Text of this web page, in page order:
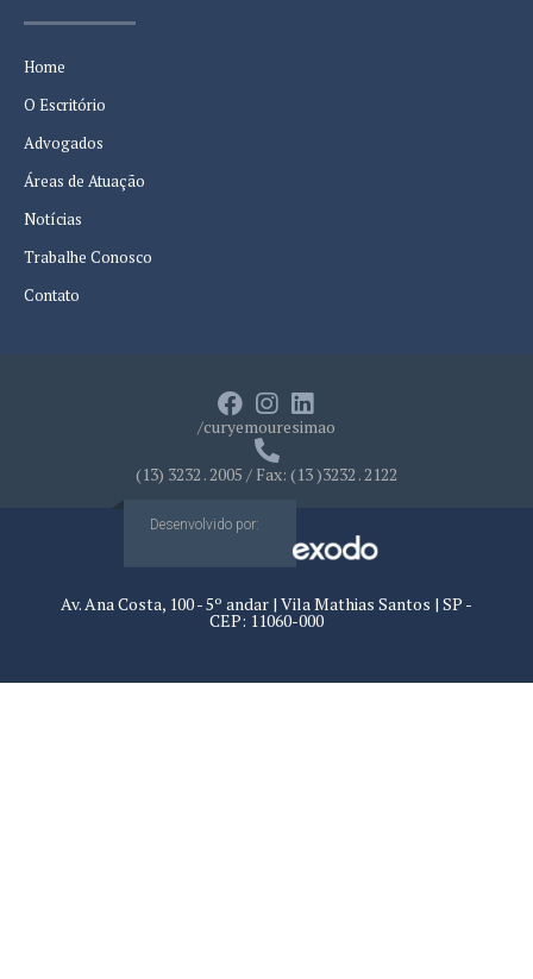
Home
O Escritório
Advogados
Áreas de Atuação
Notícias
Trabalhe Conosco
Contato
/curyemouresimao
(13) 3232 . 2005 / Fax: (13 )3232 . 2122
Desenvolvido por:
Av. Ana Costa, 100 - 5º andar | Vila Mathias Santos | SP -
CEP: 11060-000